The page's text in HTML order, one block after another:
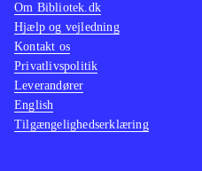
Om Bibliotek.dk
Hjælp og vejledning
Kontakt os
Privatlivspolitik
Leverandører
English
Tilgængelighedserklæring